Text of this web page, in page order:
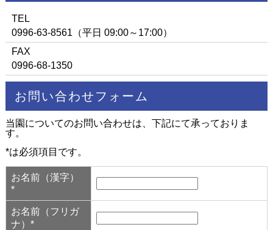
TEL
0996-63-8561（平日 09:00～17:00）
FAX
0996-68-1350
お問い合わせフォーム
当園についてのお問い合わせは、下記にて承っておりま
す。
*は必須項目です。
お名前（漢字）
*
お名前（フリガ
ナ）*